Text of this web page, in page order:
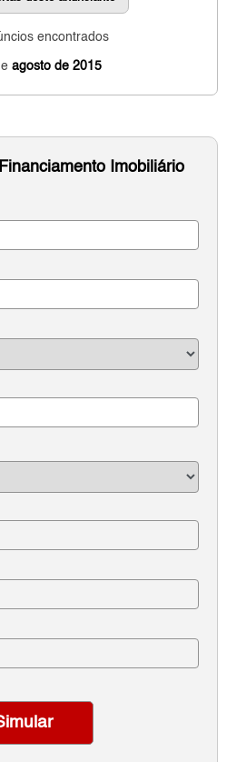
encontrados
agosto de 2015
Imobiliário